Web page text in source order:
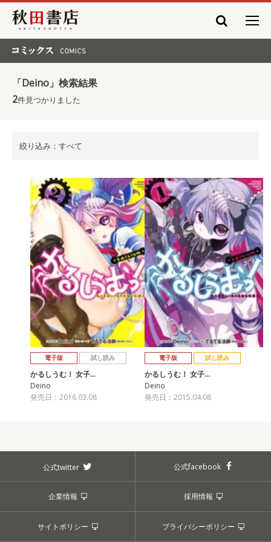
秋田書店
「Deino」検索結果
2件見つかりました
絞り込み：すべて
電子版 試し読み
かるしうむ！ 女子…
Deino
発売日：2016.03.08
電子版 試し読み
かるしうむ！ 女子…
Deino
発売日：2015.04.08
公式twitter 公式facebook
企業情報 採用情報
サイトポリシー プライバシーポリシー